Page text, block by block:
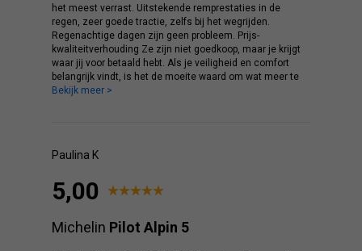
het meest verrast. Uitstekende remprestaties in de
regen, zeer goede tractie, zelfs bij het wegrijden.
Regenachtige dagen zijn geen probleem. Prijs-
kwaliteitverhouding Ze zijn niet goedkoop, maar je krijgt
waar jij voor betaald hebt. Als je veiligheid en comfort
belangrijk vindt, is het de moeite waard om wat meer te
Bekijk meer >
Paulina K
5,00
Michelin Pilot Alpin 5